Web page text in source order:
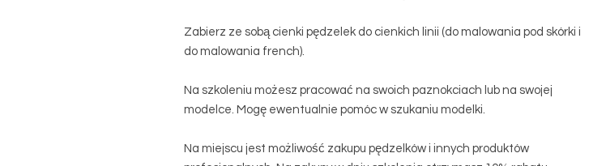
Zabierz ze sobą cienki pędzelek do cienkich linii (do malowania pod skórki i
do malowania french).
Na szkoleniu możesz pracować na swoich paznokciach lub na swojej
modelce. Mogę ewentualnie pomóc w szukaniu modelki.
Na miejscu jest możliwość zakupu pędzelków i innych produktów